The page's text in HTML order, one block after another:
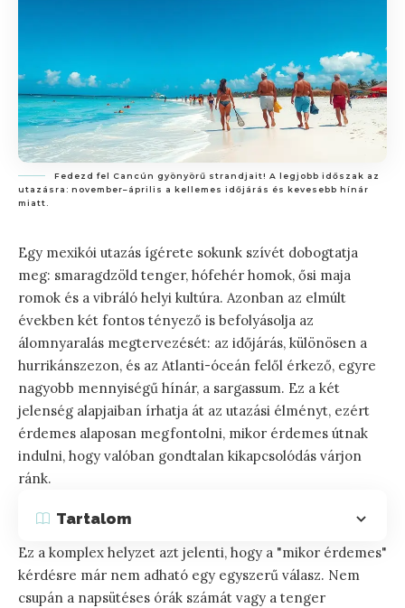
Fedezd fel Cancún gyönyörű strandjait! A legjobb időszak az
utazásra: november–április a kellemes időjárás és kevesebb hínár
miatt.
Egy mexikói utazás ígérete sokunk szívét dobogtatja
meg: smaragdzöld tenger, hófehér homok, ősi maja
romok és a vibráló helyi kultúra. Azonban az elmúlt
években két fontos tényező is befolyásolja az
álomnyaralás megtervezését: az időjárás, különösen a
hurrikánszezon, és az Atlanti-óceán felől érkező, egyre
nagyobb mennyiségű hínár, a sargassum. Ez a két
jelenség alapjaiban írhatja át az utazási élményt, ezért
érdemes alaposan megfontolni, mikor érdemes útnak
indulni, hogy valóban gondtalan kikapcsolódás várjon
ránk.
Tartalom
Ez a komplex helyzet azt jelenti, hogy a "mikor érdemes"
kérdésre már nem adható egy egyszerű válasz. Nem
csupán a napsütéses órák számát vagy a tenger